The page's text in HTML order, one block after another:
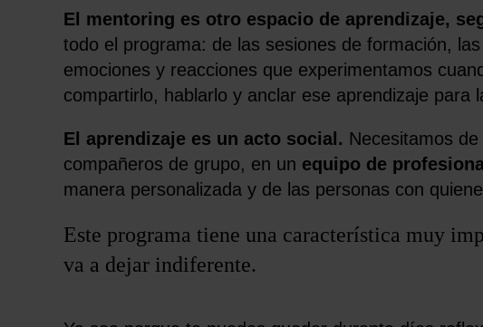
El mentoring es otro espacio de aprendizaje,
todo el programa: de las sesiones de formación,
emociones y reacciones que experimentamos
compartirlo, hablarlo y anclar ese aprendizaje para
El aprendizaje es un acto social. Necesitamos
compañeros de grupo, en un equipo de
manera personalizada y de las personas con
Este programa tiene una característica muy
va a dejar indiferente.